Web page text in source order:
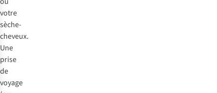
votre
sèche-
cheveux.
Une
prise
de
voyage